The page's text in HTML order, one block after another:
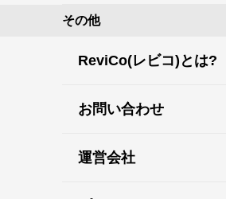
その他
ReviCo(レビコ)とは?
お問い合わせ
運営会社